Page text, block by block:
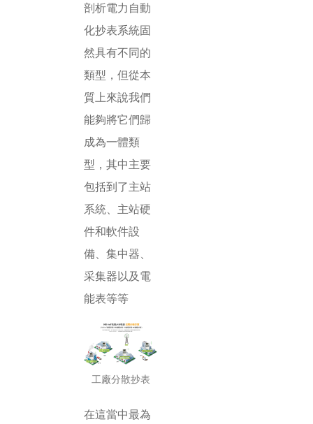
剖析電力自動
化抄表系統固
然具有不同的
類型，但從本
質上來說我們
能夠將它們歸
成為一體類
型，其中主要
包括到了主站
系統、主站硬
件和軟件設
備、集中器、
采集器以及電
能表等等
工廠分散抄表
在這當中最為